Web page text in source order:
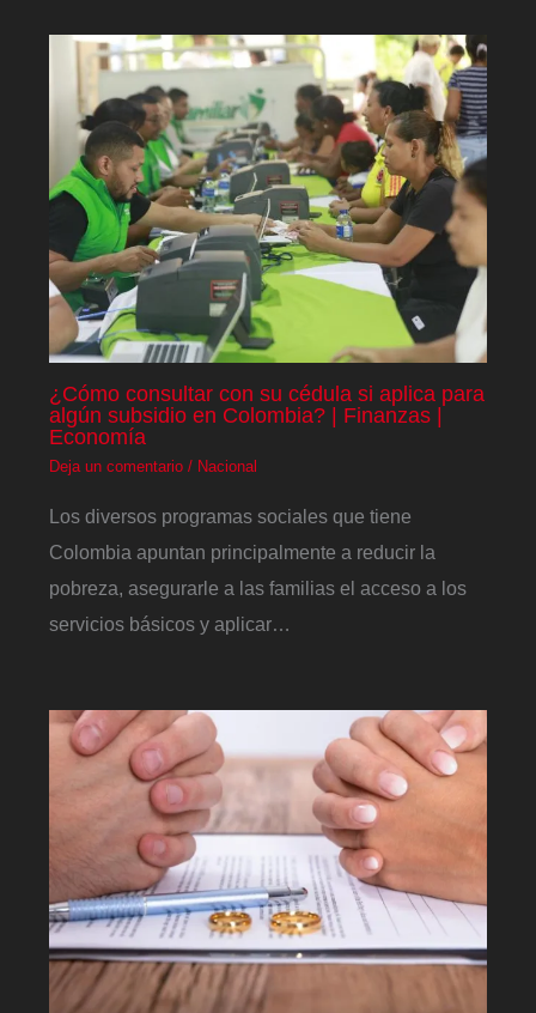
¿Cómo consultar con su cédula si aplica para
algún subsidio en Colombia? | Finanzas |
Economía
Deja un comentario / Nacional
Los diversos programas sociales que tiene
Colombia apuntan principalmente a reducir la
pobreza, asegurarle a las familias el acceso a los
servicios básicos y aplicar…